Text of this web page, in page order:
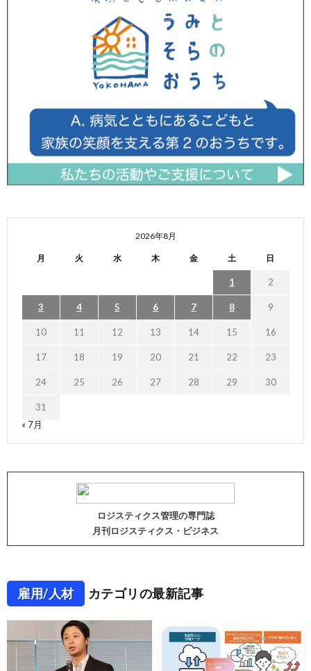
2026年8月
月 火 水 木 金 土 日
1 2
3 4 5 6 7 8 9
10 11 12 13 14 15 16
17 18 19 20 21 22 23
24 25 26 27 28 29 30
31
« 7月
ロジスティクス管理の専門誌
月刊ロジスティクス・ビジネス
雇用/人材 カテゴリの最新記事